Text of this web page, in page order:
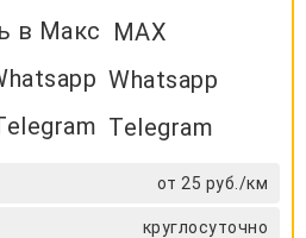
MAX
Whatsapp
Telegram
от 25 руб./км
круглосуточно